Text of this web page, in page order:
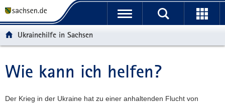
t
ü
e
p
n
a
t
-
e
Ukrainehilfe in Sachsen
Hauptinhalt
Wie kann ich helfen?
Der Krieg in der Ukraine hat zu einer anhaltenden Flucht von